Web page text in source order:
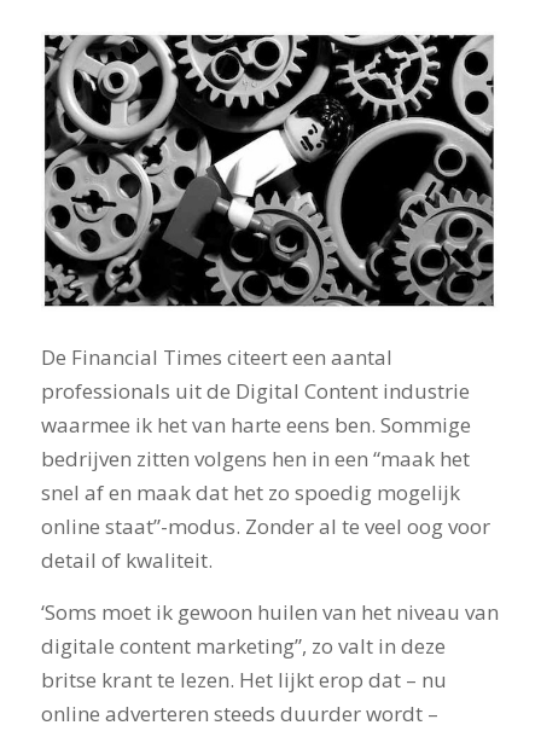
De Financial Times citeert een aantal
professionals uit de Digital Content industrie
waarmee ik het van harte eens ben. Sommige
bedrijven zitten volgens hen in een “maak het
snel af en maak dat het zo spoedig mogelijk
online staat”-modus. Zonder al te veel oog voor
detail of kwaliteit.
‘Soms moet ik gewoon huilen van het niveau van
digitale content marketing”, zo valt in deze
britse krant te lezen. Het lijkt erop dat – nu
online adverteren steeds duurder wordt –